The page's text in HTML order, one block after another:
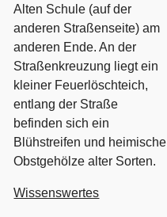
Alten Schule (auf der
anderen Straßenseite) am
anderen Ende. An der
Straßenkreuzung liegt ein
kleiner Feuerlöschteich,
entlang der Straße
befinden sich ein
Blühstreifen und heimische
Obstgehölze alter Sorten.
Wissenswertes